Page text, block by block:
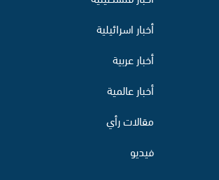
أخبار اسرائيلية
أخبار عربية
أخبار عالمية
مقالات رأي
فيديو